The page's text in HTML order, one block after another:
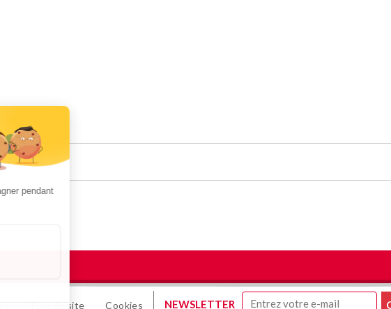
Plan du site Cookies NEWSLETTER